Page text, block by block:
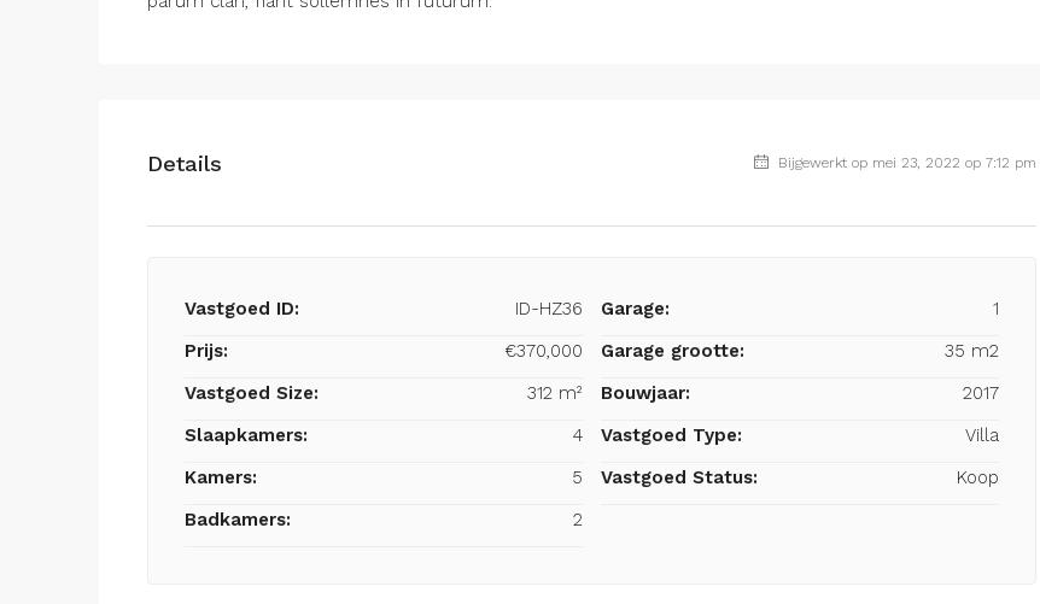
Details Bijgewerkt op mei 23, 2022 op 7:12 pm
Vastgoed ID:
ID-HZ36
Prijs:
€370,000
Vastgoed Size:
312 m²
Slaapkamers:
4
Kamers:
5
Badkamers:
2
Garage:
1
Garage grootte:
35 m2
Bouwjaar:
2017
Vastgoed Type:
Villa
Vastgoed Status:
Koop